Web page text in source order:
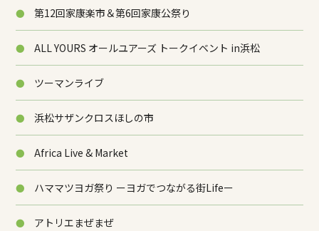
第12回家康楽市＆第6回家康公祭り
ALL YOURS オールユアーズ トークイベント in浜松
ツーマンライブ
浜松サザンクロスほしの市
Africa Live & Market
ハママツヨガ祭り ーヨガでつながる街Lifeー
アトリエまぜまぜ